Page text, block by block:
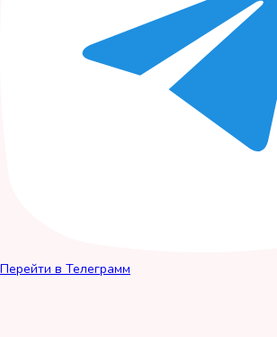
Перейти в Телеграмм